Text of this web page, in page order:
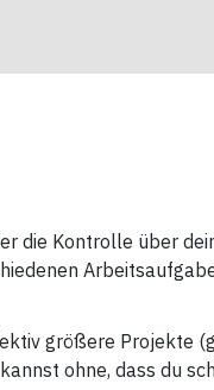
die Kontrolle über
größere Projekte
ohne, dass du